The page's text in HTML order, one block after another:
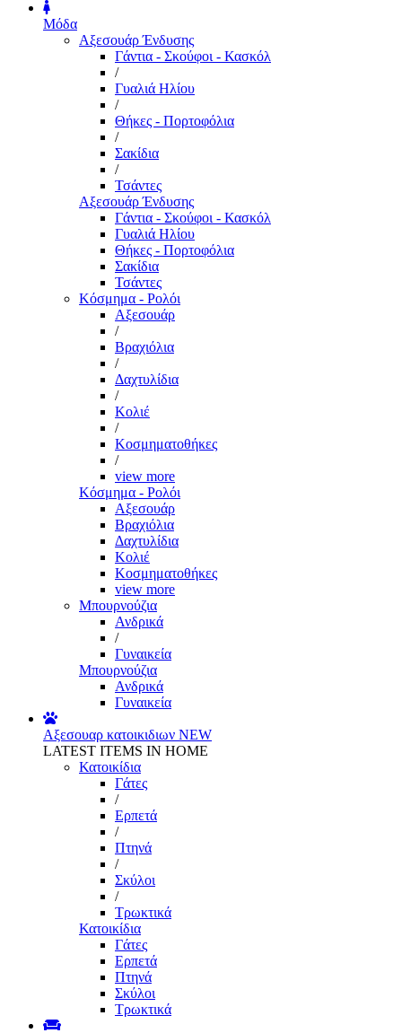
Μόδα
Αξεσουάρ Ένδυσης
Γάντια - Σκούφοι - Κασκόλ
/
Γυαλιά Ηλίου
/
Θήκες - Πορτοφόλια
/
Σακίδια
/
Τσάντες
Αξεσουάρ Ένδυσης
Γάντια - Σκούφοι - Κασκόλ
Γυαλιά Ηλίου
Θήκες - Πορτοφόλια
Σακίδια
Τσάντες
Κόσμημα - Ρολόι
Αξεσουάρ
/
Βραχιόλια
/
Δαχτυλίδια
/
Κολιέ
/
Κοσμηματοθήκες
/
view more
Κόσμημα - Ρολόι
Αξεσουάρ
Βραχιόλια
Δαχτυλίδια
Κολιέ
Κοσμηματοθήκες
view more
Μπουρνούζια
Ανδρικά
/
Γυναικεία
Μπουρνούζια
Ανδρικά
Γυναικεία
Αξεσουαρ κατοικιδιων NEW
LATEST ITEMS IN HOME
Κατοικίδια
Γάτες
/
Ερπετά
/
Πτηνά
/
Σκύλοι
/
Τρωκτικά
Κατοικίδια
Γάτες
Ερπετά
Πτηνά
Σκύλοι
Τρωκτικά